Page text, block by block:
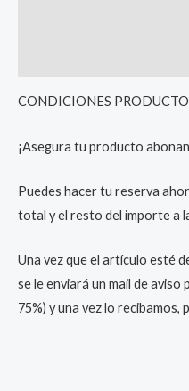
CONDICIONES
¡Asegura tu producto
Puedes hacer tu reserva
total y el resto del importe a
Una vez que el artículo esté
se le enviará un mail de
75%) y una vez lo recibamos,